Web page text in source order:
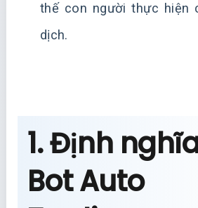
thế con người thực hiện
dịch.
1. Định
Bot Auto